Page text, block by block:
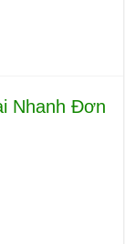
Nhanh Đơn